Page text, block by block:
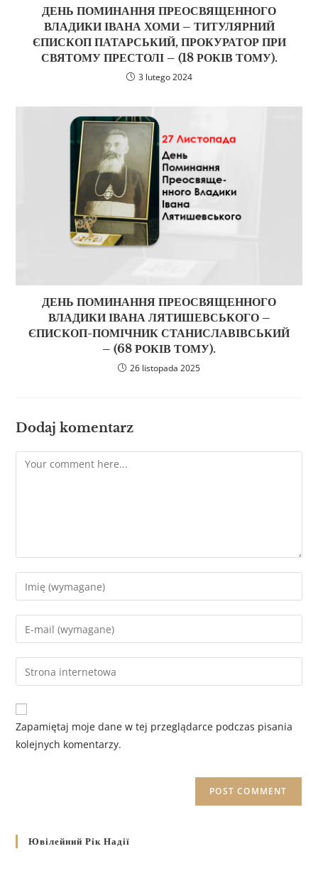
ДЕНЬ ПОМИНАННЯ ПРЕОСВЯЩЕННОГО
ВЛАДИКИ ІВАНА ХОМИ – ТИТУЛЯРНИЙ
ЄПИСКОП ПАТАРСЬКИЙ, ПРОКУРАТОР ПРИ
СВЯТОМУ ПРЕСТОЛІ – (18 РОКІВ ТОМУ).
3 lutego 2024
ДЕНЬ ПОМИНАННЯ ПРЕОСВЯЩЕННОГО
ВЛАДИКИ ІВАНА ЛЯТИШЕВСЬКОГО –
ЄПИСКОП-ПОМІЧНИК СТАНИСЛАВІВСЬКИЙ
– (68 РОКІВ ТОМУ).
26 listopada 2025
Dodaj komentarz
Zapamiętaj moje dane w tej przeglądarce podczas pisania
kolejnych komentarzy.
Ювілейний Рік Надії